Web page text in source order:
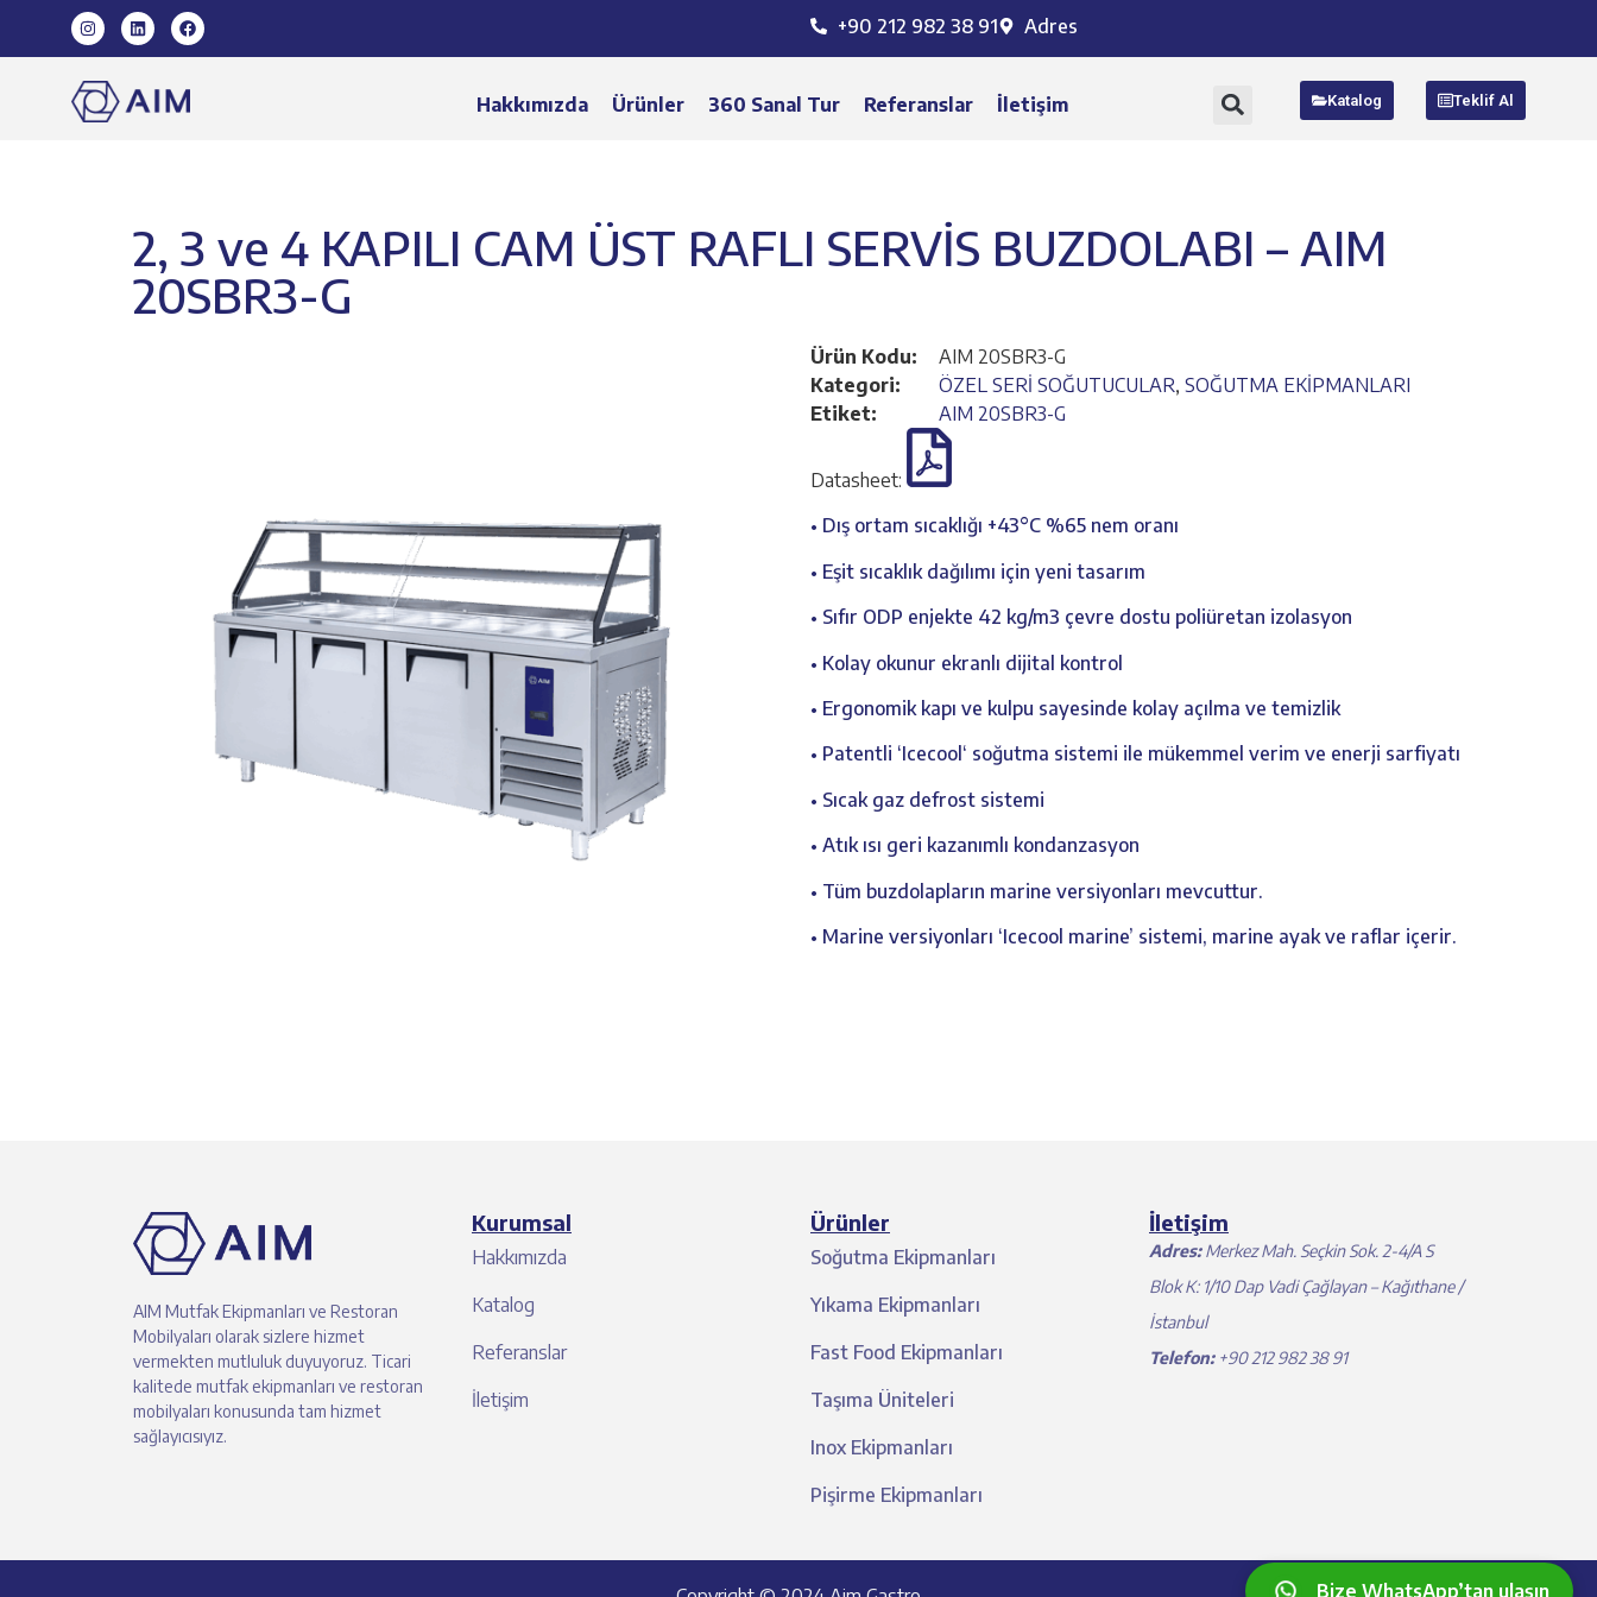
+90 212 982 38 91 Adres
Hakkımızda Ürünler 360 Sanal Tur Referanslar İletişim Katalog Teklif Al
2, 3 ve 4 KAPILI CAM ÜST RAFLI SERVİS BUZDOLABI – AIM
20SBR3-G
Ürün Kodu:
AIM 20SBR3-G
Kategori:
ÖZEL SERİ SOĞUTUCULAR, SOĞUTMA EKİPMANLARI
Etiket:
AIM 20SBR3-G
Datasheet:
• Dış ortam sıcaklığı +43°C %65 nem oranı
• Eşit sıcaklık dağılımı için yeni tasarım
• Sıfır ODP enjekte 42 kg/m3 çevre dostu poliüretan izolasyon
• Kolay okunur ekranlı dijital kontrol
• Ergonomik kapı ve kulpu sayesinde kolay açılma ve temizlik
• Patentli ‘Icecool‘ soğutma sistemi ile mükemmel verim ve enerji sarfiyatı
• Sıcak gaz defrost sistemi
• Atık ısı geri kazanımlı kondanzasyon
• Tüm buzdolapların marine versiyonları mevcuttur.
• Marine versiyonları ‘Icecool marine’ sistemi, marine ayak ve raflar içerir.
AIM Mutfak Ekipmanları ve Restoran
Mobilyaları olarak sizlere hizmet
vermekten mutluluk duyuyoruz. Ticari
kalitede mutfak ekipmanları ve restoran
mobilyaları konusunda tam hizmet
sağlayıcısıyız.
Kurumsal
Hakkımızda
Katalog
Referanslar
İletişim
Ürünler
Soğutma Ekipmanları
Yıkama Ekipmanları
Fast Food Ekipmanları
Taşıma Üniteleri
Inox Ekipmanları
Pişirme Ekipmanları
İletişim
Adres:Merkez Mah. Seçkin Sok. 2-4/A S
Blok K: 1/10 Dap Vadi Çağlayan – Kağıthane /
İstanbul
Telefon:+90 212 982 38 91
Bize WhatsApp’tan ulaşın